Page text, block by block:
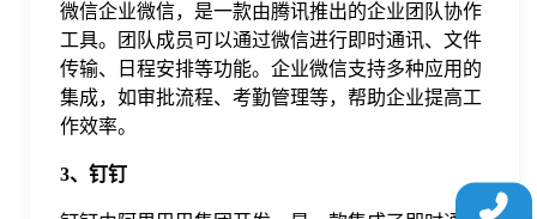
微信企业微信，是一款由腾讯推出的企业团队协作
工具。团队成员可以通过微信进行即时通讯、文件
传输、日程安排等功能。企业微信支持多种应用的
集成，如审批流程、考勤管理等，帮助企业提高工
作效率。
3、钉钉